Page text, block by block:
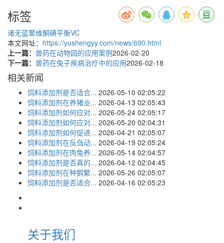
标签
诸无蓝聚维酮碘平衡VC
本文网址： https://yushengyy.com/news/690.html
上一篇： 兽药在动物园的应用案例2026-02-20
下一篇： 兽药在兔子疾病治疗中的应用2026-02-18
相关新闻
饲料添加剂是否适合... 2026-05-10 02:05:22
饲料添加剂在养猪业... 2026-04-13 02:05:43
饲料添加剂如何应对... 2026-05-24 02:05:17
饲料添加剂如何应对... 2026-05-20 02:04:31
饲料添加剂如何促进... 2026-04-21 02:05:07
饲料添加剂在反刍动... 2026-04-19 02:05:24
饲料添加剂在肉兔养... 2026-05-14 02:04:57
饲料添加剂是否真的... 2026-04-12 02:04:45
饲料添加剂在种鹅繁... 2026-05-26 02:05:07
饲料添加剂是否适合... 2026-04-16 02:05:23
关于我们